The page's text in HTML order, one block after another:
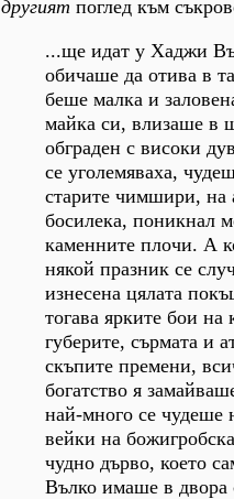
другият поглед към
...ще идат у Хаджи
обичаше да отива в
беше малка и
майка си, влизаше в
обграден с високи
се уголемяваха,
старите чимшири, на
босилека, поникнал
каменните плочи. А
някой празник се
изнесена цялата
тогава ярките бои
губерите, сърмата и
скъпите премени,
богатство я
най-много се чудеше
вейки на
чудно дърво, което
Вълко имаше в двора